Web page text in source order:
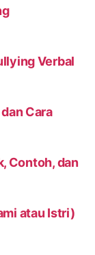
Verbal
Cara
Contoh, dan
atau Istri)